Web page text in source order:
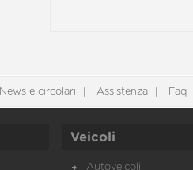
News e circolari Assistenza Faq
Veicoli
Autoveicoli